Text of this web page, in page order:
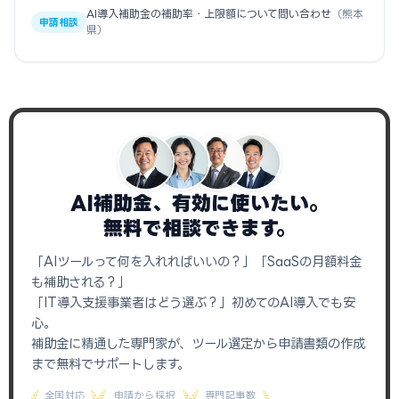
申請相談
AI導入補助金の補助率・上限額について問い合わせ （熊本
県）
AI補助金、有効に使いたい。
無料で相談できます。
「AIツールって何を入れればいいの？」「SaaSの月額料金
も補助される？」
「IT導入支援事業者はどう選ぶ？」初めてのAI導入でも安
心。
補助金に精通した専門家が、ツール選定から申請書類の作成
まで無料でサポートします。
全国対応 申請から採択 専門記事数